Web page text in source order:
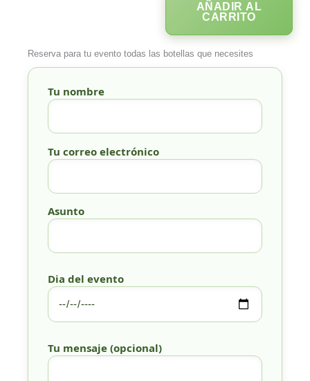
AÑADIR AL
CARRITO
Reserva para tu evento todas las botellas que necesites
Tu nombre
Tu correo electrónico
Asunto
Dia del evento
Tu mensaje (opcional)